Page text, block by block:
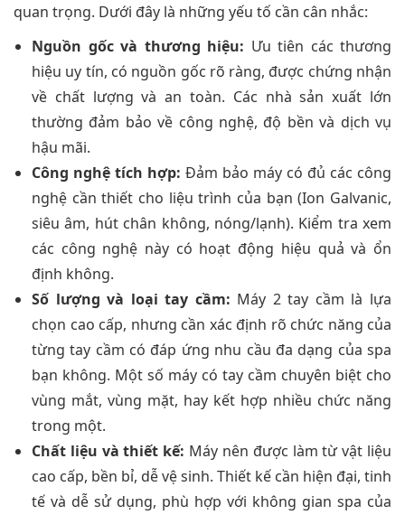
quan trọng. Dưới đây là những yếu tố cần cân nhắc:
Nguồn gốc và thương hiệu: Ưu tiên các thương
hiệu uy tín, có nguồn gốc rõ ràng, được chứng nhận
về chất lượng và an toàn. Các nhà sản xuất lớn
thường đảm bảo về công nghệ, độ bền và dịch vụ
hậu mãi.
Công nghệ tích hợp: Đảm bảo máy có đủ các công
nghệ cần thiết cho liệu trình của bạn (Ion Galvanic,
siêu âm, hút chân không, nóng/lạnh). Kiểm tra xem
các công nghệ này có hoạt động hiệu quả và ổn
định không.
Số lượng và loại tay cầm: Máy 2 tay cầm là lựa
chọn cao cấp, nhưng cần xác định rõ chức năng của
từng tay cầm có đáp ứng nhu cầu đa dạng của spa
bạn không. Một số máy có tay cầm chuyên biệt cho
vùng mắt, vùng mặt, hay kết hợp nhiều chức năng
trong một.
Chất liệu và thiết kế: Máy nên được làm từ vật liệu
cao cấp, bền bỉ, dễ vệ sinh. Thiết kế cần hiện đại, tinh
tế và dễ sử dụng, phù hợp với không gian spa của